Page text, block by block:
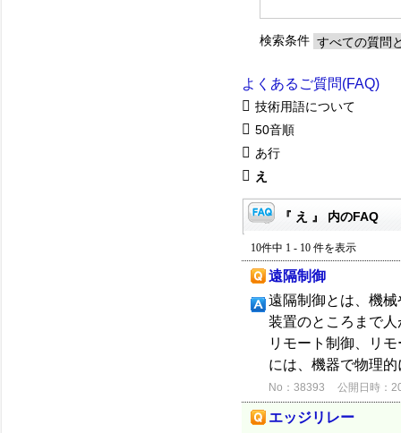
検索条件
よくあるご質問(FAQ)
技術用語について
50音順
あ行
え
『 え 』 内のFAQ
10件中 1 - 10 件を表示
遠隔制御
遠隔制御とは、機
装置のところまで
リモート制御、リ
には、機器で物理
No：38393 公開日時：
エッジリレー